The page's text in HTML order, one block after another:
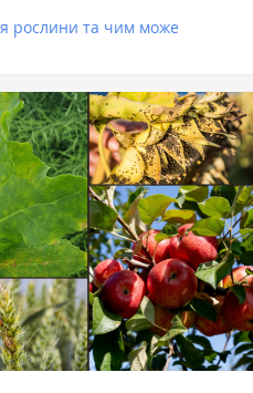
рослини та чим може